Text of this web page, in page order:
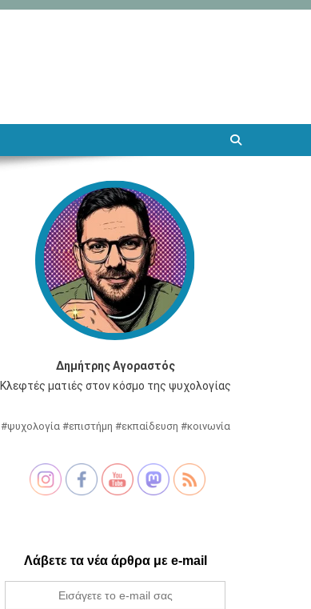
Δημήτρης Αγοραστός
Κλεφτές ματιές στον κόσμο της ψυχολογίας
#ψυχολογία #επιστήμη #εκπαίδευση #κοινωνία
Λάβετε τα νέα άρθρα με e-mail